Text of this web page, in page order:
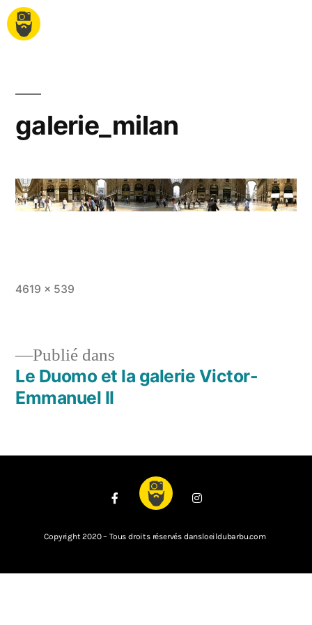
galerie_milan
4619 × 539
Publié dans
Le Duomo et la galerie Victor-
Emmanuel II
Copyright 2020 – Tous droits réservés dansloeildubarbu.com